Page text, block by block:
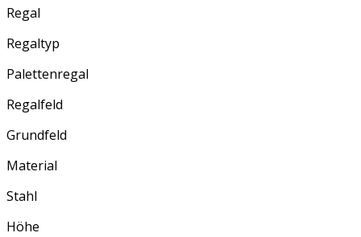
Regal
Regaltyp
Palettenregal
Regalfeld
Grundfeld
Material
Stahl
Höhe